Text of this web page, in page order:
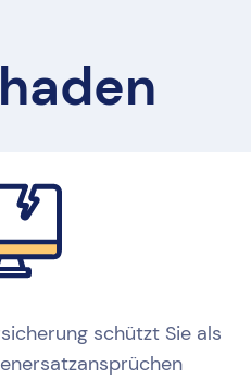
schützt Sie als